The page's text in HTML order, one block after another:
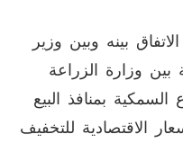
بينه وبين وزير
وزارة الزراعة
بمنافذ البيع
الاقتصادية للتخفيف